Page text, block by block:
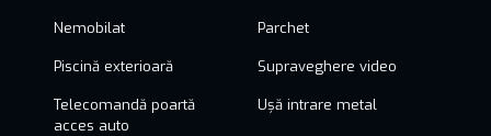
Nemobilat Parchet
Piscină exterioară Supraveghere video
Telecomandă poartă
acces auto
Ușă intrare metal